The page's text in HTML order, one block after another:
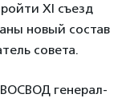
XI съезд
новый состав
совета.
генерал-